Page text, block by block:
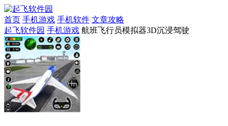
首页 手机游戏 手机软件 文章攻略
起飞软件园 手机游戏 航班飞行员模拟器3D沉浸驾驶